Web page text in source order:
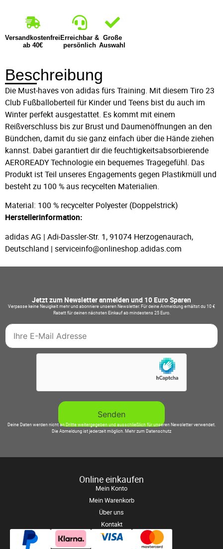
Versandkostenfrei
ab 40€
Erreichbar &
persönlich
Große
Auswahl
Beschreibung
Die Must-haves von adidas fürs Training. Mit diesem Tiro 23
Club Fußballoberteil für Kinder und Teens bist du auch im
Winter perfekt ausgestattet. Es kommt mit einem
Reißverschluss bis zur Brust und Daumenöffnungen an den
Bündchen, damit du sie ganz einfach über die Hände ziehen
kannst. Dabei garantiert dir die feuchtigkeitsabsorbierende
AEROREADY Technologie ein bequemes Tragegefühl. Das
Produkt ist Teil unseres Engagements gegen Plastikmüll und
besteht zu 100 % aus recycelten Materialien.
Material: 100 % recycelter Polyester (Doppelstrick)
Herstellerinformation:
adidas AG | Adi-Dassler-Str. 1, 91074 Herzogenaurach,
Deutschland | serviceinfo@onlineshop.adidas.com
Jetzt zum Newsletter anmelden und 10 Euro Sparen
Verpasse keine Neuigkeit mehr und abonniere unseren Newsletter. Für deine Anmeldung erhältst du 10 €
Rabatt für deinen nächsten Einkauf ab mindestens 25 Euro.
Deine Daten werden nicht an Dritte weitergegeben und ausschließlich für unseren Newsletter verwendet.
Die Abmeldung ist jederzeit möglich. Mehr zum Datenschutz
Online einkaufen
Mein Konto
Mein Warenkorb
Über uns
Kontakt